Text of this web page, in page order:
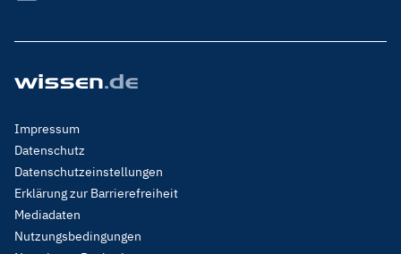
Footer
Menu
Legal
Impressum
Datenschutz
Datenschutzeinstellungen
Erklärung zur Barrierefreiheit
Mediadaten
Nutzungsbedingungen